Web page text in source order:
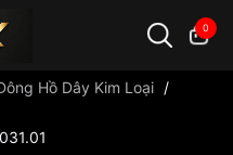
0
hồ Orient
Hồ Dây Kim Loại /